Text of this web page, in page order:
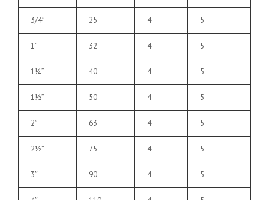
3/4″ 25 4 5
1″ 32 4 5
1¼” 40 4 5
1½” 50 4 5
2″ 63 4 5
2½” 75 4 5
3″ 90 4 5